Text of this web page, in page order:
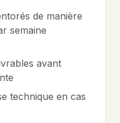
de manière
semaine
avant
technique en cas